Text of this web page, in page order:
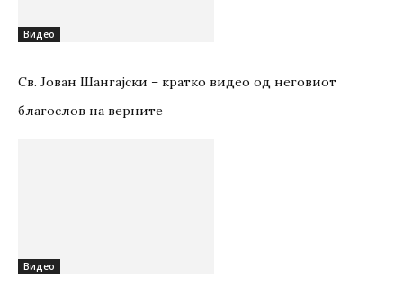
Видео
Св. Јован Шангајски – кратко видео од неговиот
благослов на верните
Видео